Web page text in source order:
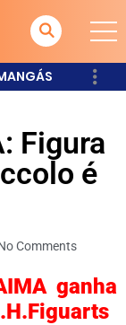
Figura
é
Comments
ganha